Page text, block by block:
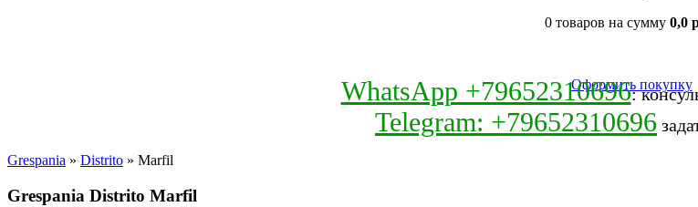
0 товаров на сумму 0,0
Оформить покупку
WhatsApp +79652310696:
Telegram: +79652310696
Grespania » Distrito » Marfil
Grespania Distrito Marfil